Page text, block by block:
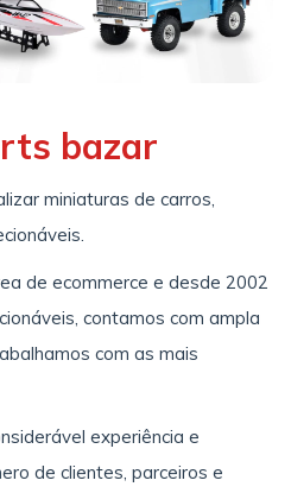
bazar
miniaturas de carros,
de ecommerce e desde 2002
contamos com ampla
com as mais
experiência e
de clientes, parceiros e